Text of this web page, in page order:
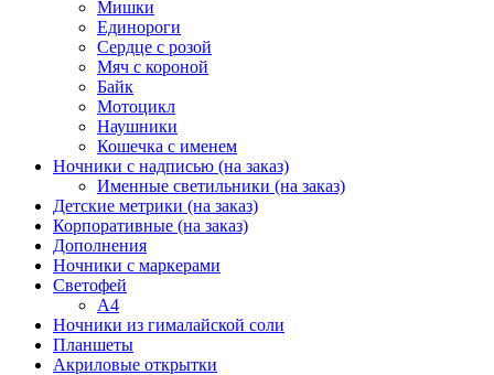
Мишки
Единороги
Сердце с розой
Мяч с короной
Байк
Мотоцикл
Наушники
Кошечка с именем
Ночники с надписью (на заказ)
Именные светильники (на заказ)
Детские метрики (на заказ)
Корпоративные (на заказ)
Дополнения
Ночники с маркерами
Светофей
А4
Ночники из гималайской соли
Планшеты
Акриловые открытки